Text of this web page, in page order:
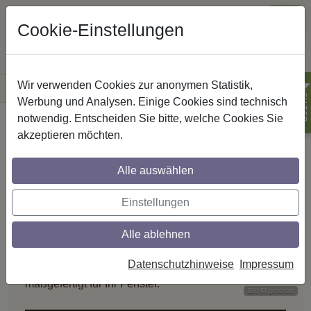
VersandkostenfreieLieferung innerhalb Deutschlands
Sichere Zahlung
FILTER
Startseite Plissee - Faltstores
Plissee kaufen: idealer Sicht-
Bild KI generiert
PLISSEES & FALTSTORES
Keine Lichtpunkte.
Mehr Dämmung.
Zwei Stofflagen mit eingeschlossener Luft – das
Wabenplissee dämmt gegen Hitze und Kälte,
maßgefertigt für Ihr Fenster.
Cookie-Einstellungen
Wir verwenden Cookies zur anonymen Statistik,
Werbung und Analysen. Einige Cookies sind technisch
notwendig. Entscheiden Sie bitte, welche Cookies Sie
akzeptieren möchten.
Alle auswählen
Einstellungen
Alle ablehnen
Datenschutzhinweise Impressum